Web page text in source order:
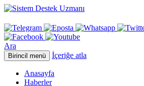
Ara
Birincil menü İçeriğe atla
Anasayfa
Haberler